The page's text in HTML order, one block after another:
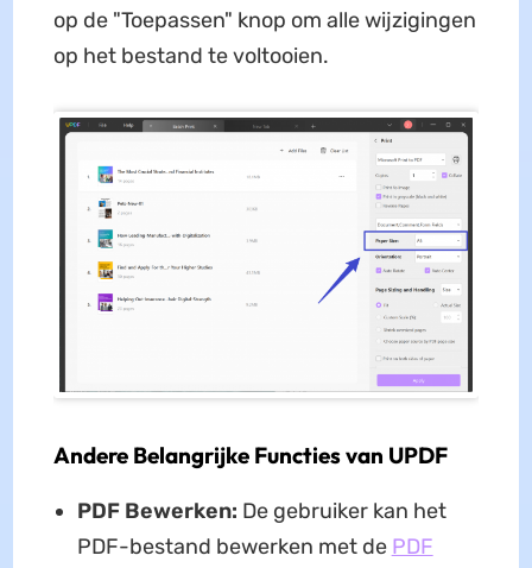
op de "Toepassen" knop om alle wijzigingen
op het bestand te voltooien.
Andere Belangrijke Functies van UPDF
PDF Bewerken: De gebruiker kan het
PDF-bestand bewerken met de PDF